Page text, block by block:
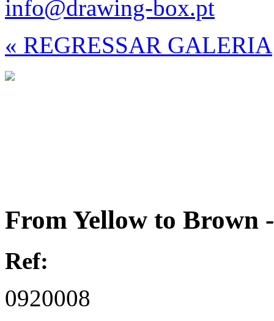
info@drawing-box.pt
« REGRESSAR GALERIA
From Yellow to Brown
Ref:
0920008